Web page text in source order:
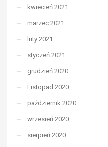
kwiecień 2021
marzec 2021
luty 2021
styczeń 2021
grudzień 2020
Listopad 2020
październik 2020
wrzesień 2020
sierpień 2020